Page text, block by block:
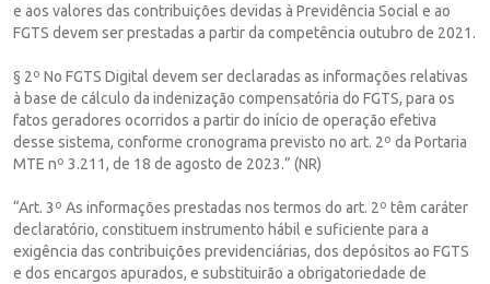
e aos valores das contribuições devidas à Previdência Social e ao
FGTS devem ser prestadas a partir da competência outubro de 2021.
§ 2º No FGTS Digital devem ser declaradas as informações relativas
à base de cálculo da indenização compensatória do FGTS, para os
fatos geradores ocorridos a partir do início de operação efetiva
desse sistema, conforme cronograma previsto no art. 2º da Portaria
MTE nº 3.211, de 18 de agosto de 2023.” (NR)
“Art. 3º As informações prestadas nos termos do art. 2º têm caráter
declaratório, constituem instrumento hábil e suficiente para a
exigência das contribuições previdenciárias, dos depósitos ao FGTS
e dos encargos apurados, e substituirão a obrigatoriedade de